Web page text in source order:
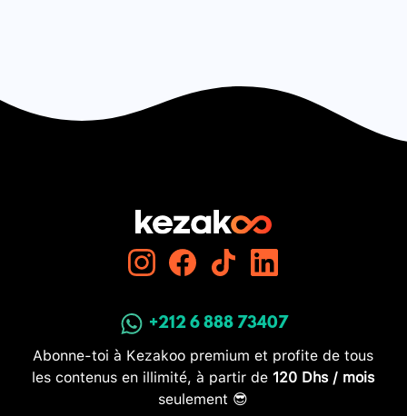
+212 6 888 73407
Abonne-toi à Kezakoo premium et profite de tous
les contenus en illimité, à partir de 120 Dhs / mois
seulement 😎